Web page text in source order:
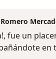
fue un
en